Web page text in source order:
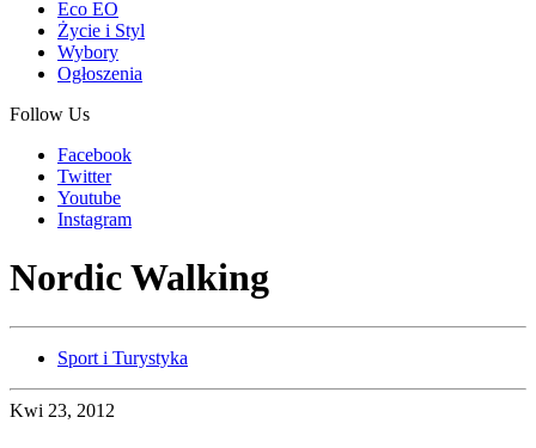
Eco EO
Życie i Styl
Wybory
Ogłoszenia
Follow Us
Facebook
Twitter
Youtube
Instagram
Nordic Walking
Sport i Turystyka
Kwi 23, 2012